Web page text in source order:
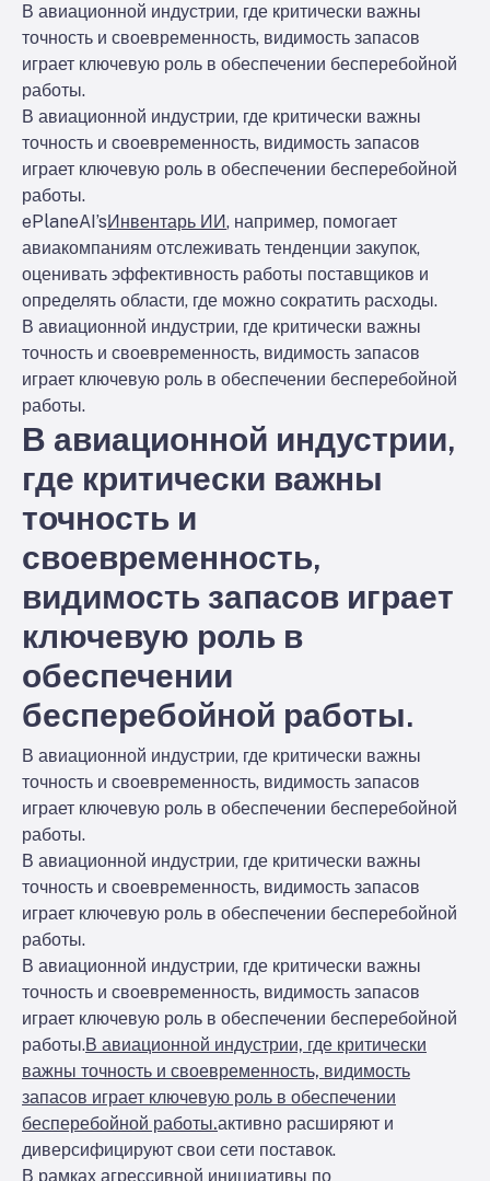
В авиационной индустрии, где критически важны
точность и своевременность, видимость запасов
играет ключевую роль в обеспечении бесперебойной
работы.
В авиационной индустрии, где критически важны
точность и своевременность, видимость запасов
играет ключевую роль в обеспечении бесперебойной
работы.
ePlaneAI’sИнвентарь ИИ, например, помогает
авиакомпаниям отслеживать тенденции закупок,
оценивать эффективность работы поставщиков и
определять области, где можно сократить расходы.
В авиационной индустрии, где критически важны
точность и своевременность, видимость запасов
играет ключевую роль в обеспечении бесперебойной
работы.
В авиационной индустрии,
где критически важны
точность и
своевременность,
видимость запасов играет
ключевую роль в
обеспечении
бесперебойной работы.
В авиационной индустрии, где критически важны
точность и своевременность, видимость запасов
играет ключевую роль в обеспечении бесперебойной
работы.
В авиационной индустрии, где критически важны
точность и своевременность, видимость запасов
играет ключевую роль в обеспечении бесперебойной
работы.
В авиационной индустрии, где критически важны
точность и своевременность, видимость запасов
играет ключевую роль в обеспечении бесперебойной
работы.В авиационной индустрии, где критически
важны точность и своевременность, видимость
запасов играет ключевую роль в обеспечении
бесперебойной работы.активно расширяют и
диверсифицируют свои сети поставок.
В рамках агрессивной инициативы по